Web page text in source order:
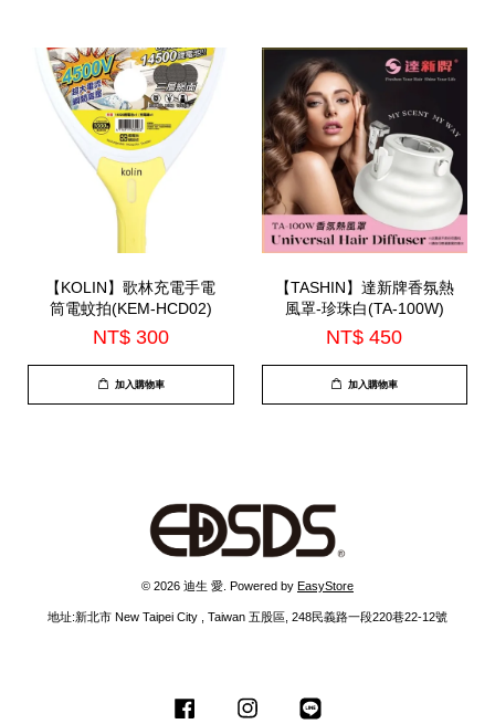
【KOLIN】歌林充電手電
筒電蚊拍(KEM-HCD02)
NT$ 300
加入購物車
【TASHIN】達新牌香氛熱
風罩-珍珠白(TA-100W)
NT$ 450
加入購物車
© 2026 迪生 愛. Powered by EasyStore
地址:新北市 New Taipei City , Taiwan 五股區, 248民義路一段220巷22-12號
Facebook Instagram